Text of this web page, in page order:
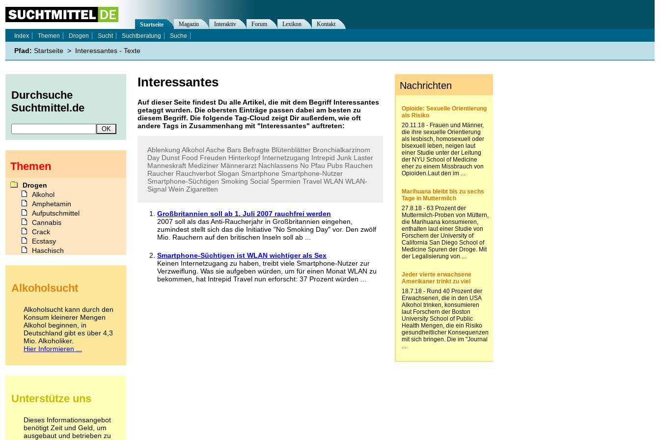
Interessantes
Auf dieser Seite findest Du alle Artikel, die mit dem Begriff Interessantes
getaggt wurden. Die obersten Einträge passen dabei am besten zu
diesem Begriff. Die folgende Tag-Cloud zeigt Dir außerdem, wie oft
andere Tags in Zusammenhang mit "Interessantes" auftreten:
Ablenkung AlkoholAsche Bars Befragte Blütenblätter Bronchialkarzinom
Day Dunst Food Freuden Hinterkopf Internetzugang Intrepid Junk Laster
Manneskraft Mediziner Männerarzt Nachlassens No Pfau Pubs Rauchen
Raucher Rauchverbot Slogan Smartphone Smartphone-Nutzer
Smartphone-Süchtigen Smoking Social Spermien Travel WLAN WLAN-
Signal Wein Zigaretten
Großbritannien soll ab 1. Juli 2007 rauchfrei werden
2007 soll als das Anti-Raucherjahr in Großbritannien eingehen,
zumindest stellt sich das die Initiative "No Smoking Day" vor. Den zwölf
Mio. Rauchern auf den britischen Inseln soll ab ...
Smartphone-Süchtigen ist WLAN wichtiger als Sex
Keinen Internetzugang zu haben, treibt viele Smartphone-Nutzer zur
Verzweiflung. Was sie aufgeben würden, um für einen Monat WLAN zu
bekommen, hat Intrepid Travel nun erforscht: 37 Prozent würden ...
Startseite Magazin Interaktiv Forum Lexikon
Kontakt
Index
Themen Drogen Sucht Suchtberatung Suche
Pfad: Startseite > Interessantes - Texte
Durchsuche
Suchtmittel.de
Themen
Drogen
Alkohol
Amphetamin
Aufputschmittel
Cannabis
Crack
Ecstasy
Haschisch
Kokain
LSD
Marihuana
Medikamente
Meskalin
Metamphetamin
Methadon
Pilze
Psychopharmaka
Schlafmittel
Schmerzmittel
Alkoholsucht
Alkoholsucht kann durch den
Konsum kleinerer Mengen
Alkohol beginnen, in
Deutschland gibt es über 4,3
Mio. Alkoholiker.
Hier Informieren ...
Unterstütze uns
Dieses Informationsangebot
benötigt Zeit und Geld, um
ausgebaut und betrieben zu